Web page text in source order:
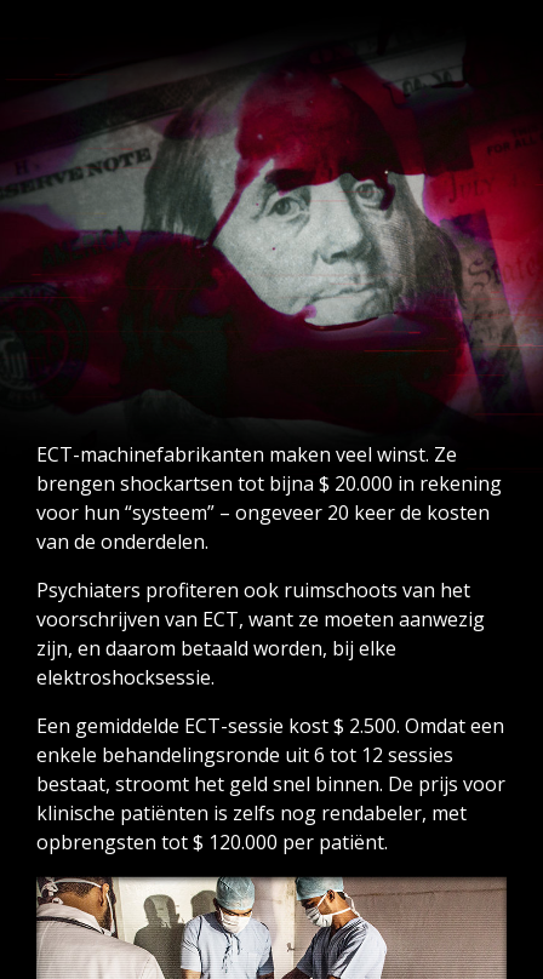
ECT-machinefabrikanten maken veel winst. Ze
brengen shockartsen tot bijna $ 20.000 in rekening
voor hun “systeem” – ongeveer 20 keer de kosten
van de onderdelen.
Psychiaters profiteren ook ruimschoots van het
voorschrijven van ECT, want ze moeten aanwezig
zijn, en daarom betaald worden, bij elke
elektroshocksessie.
Een gemiddelde ECT-sessie kost $ 2.500. Omdat een
enkele behandelingsronde uit 6 tot 12 sessies
bestaat, stroomt het geld snel binnen. De prijs voor
klinische patiënten is zelfs nog rendabeler, met
opbrengsten tot $ 120.000 per patiënt.